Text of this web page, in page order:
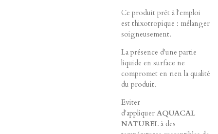
Ce produit prêt à l'emploi
est thixotropique : mélanger
soigneusement.
La présence d'une partie
liquide en surface ne
compromet en rien la qualité
du produit.
Eviter
d'appliquer AQUACAL
NATUREL à des